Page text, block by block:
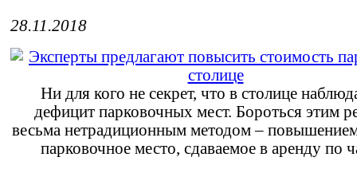
28.11.2018
Ни для кого не секрет, что в столице
дефицит парковочных мест. Бороться этим
весьма нетрадиционным методом –
парковочное место, сдаваемое в аренду по